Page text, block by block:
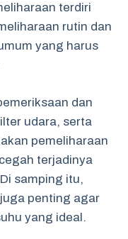
terdiri
rutin dan
yang harus
dan
udara, serta
pemeliharaan
terjadinya
samping itu,
penting agar
yang ideal.